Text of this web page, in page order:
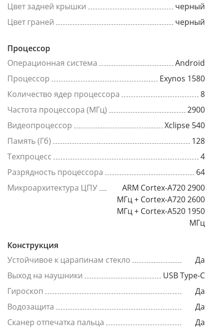
Цвет задней крышки
черный
Цвет граней
черный
Процессор
Операционная система
Android
Процессор
Exynos 1580
Количество ядер процессора
8
Частота процессора (МГц)
2900
Видеопроцессор
Xclipse 540
Память (Гб)
128
Техпроцесс
4
Разрядность процессора
64
Микроархитектура ЦПУ
ARM Cortex-A720 2900
МГц + Cortex-A720 2600
МГц + Cortex-A520 1950
МГц
Конструкция
Устойчивое к царапинам стекло
Да
Выход на наушники
USB Type-C
Гироскоп
Да
Водозащита
Да
Сканер отпечатка пальца
Да